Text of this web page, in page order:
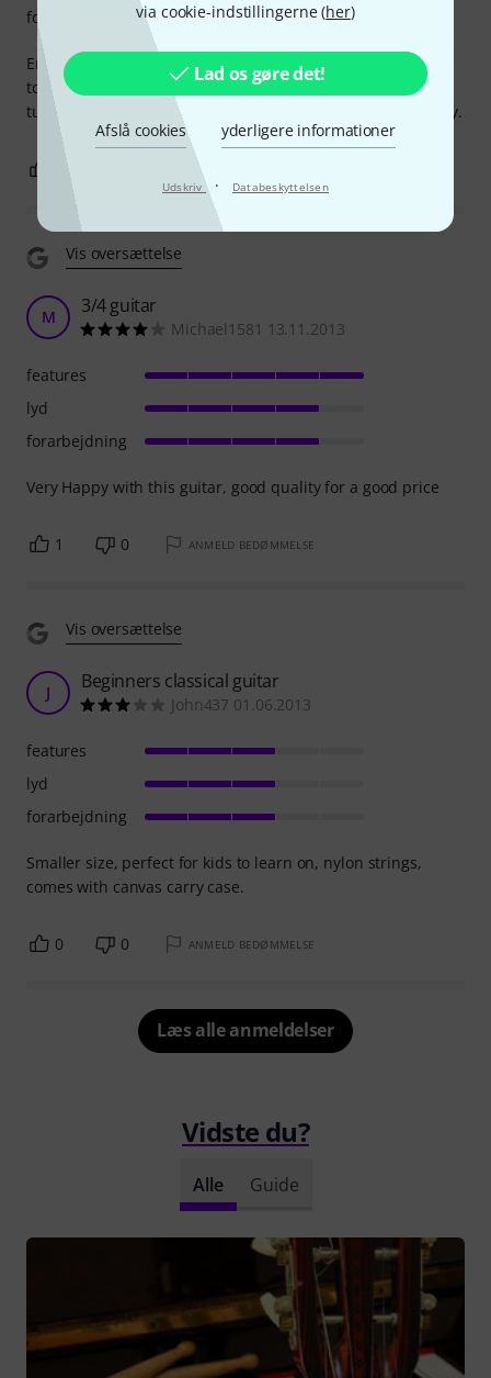
via cookie-indstillingerne (her)
Lad os gøre det!
Afslå cookies yderligere informationer
Udskriv · Databeskyttelsen
Entry level guitar. Perfect for a kid that start learning. Easy
to tune (sometimes this inexpensive guitars can not be
tuned properly or do not stay tuned). Good value for money.
forarbejdning
ANMELD BEDØMMELSE
Vis oversættelse
M 3/4 guitar
Michael1581 13.11.2013
Very Happy with this guitar, good quality for a good price
features
lyd
forarbejdning
1 0 ANMELD BEDØMMELSE
Vis oversættelse
J Beginners classical guitar
John437 01.06.2013
Smaller size, perfect for kids to learn on, nylon strings,
comes with canvas carry case.
features
lyd
forarbejdning
0 0 ANMELD BEDØMMELSE
Læs alle anmeldelser
Vidste du?
Alle Guide